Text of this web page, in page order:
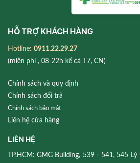
HỖ TRỢ KHÁCH HÀNG
Hotline: 0911.22.29.27
(miễn phí , 08-22h kể cả T7, CN)
Chính sách và quy định
Chính sách đổi trả
Chính sách bảo mật
Liên hệ cửa hàng
LIÊN HỆ
TP.HCM: GMG Building, 539 - 541, 545